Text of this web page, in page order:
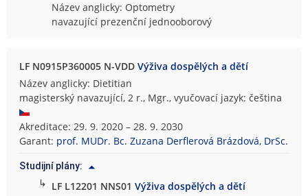
Název anglicky: Optometry
navazující prezenční jednooborový
LF N0915P360005 N-VDDVýživa dospělých a dětí
Název anglicky: Dietitian
magisterský navazující, 2 r., Mgr., vyučovací jazyk: čeština
Akreditace: 29. 9. 2020 – 28. 9. 2030
Garant: prof. MUDr. Bc. Zuzana Derflerová Brázdová, DrSc.
Studijní plány:
↳ LF L12201 NNS01Výživa dospělých a dětí